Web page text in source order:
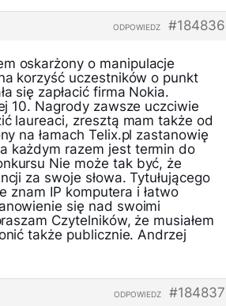
#184836
ODPOWIEDZ
oskarżony o manipulacje
korzyść uczestników o punkt
się zapłacić firma Nokia.
10. Nagrody zawsze uczciwie
laureaci, zresztą mam także od
na łamach Telix.pl zastanowię
każdym razem jest termin do
Nie może tak być, że
za swoje słowa. Tytułującego
IP komputera i łatwo
się nad swoimi
Czytelników, że musiałem
także publicznie. Andrzej
#184837
ODPOWIEDZ